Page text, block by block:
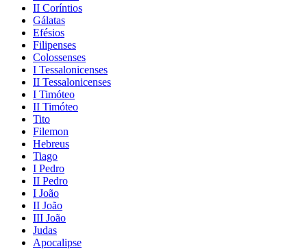
II Coríntios
Gálatas
Efésios
Filipenses
Colossenses
I Tessalonicenses
II Tessalonicenses
I Timóteo
II Timóteo
Tito
Filemon
Hebreus
Tiago
I Pedro
II Pedro
I João
II João
III João
Judas
Apocalipse